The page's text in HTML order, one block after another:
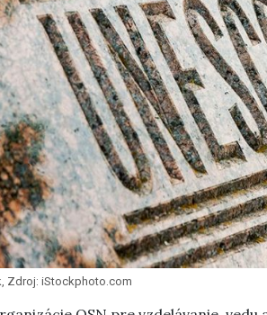
Zdroj: iStockphoto.com